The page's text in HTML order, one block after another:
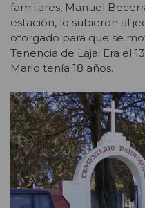
familiares, Manuel
estación, lo subieron al
otorgado para que se
Tenencia de Laja. Era el
Mario tenía 18 años.